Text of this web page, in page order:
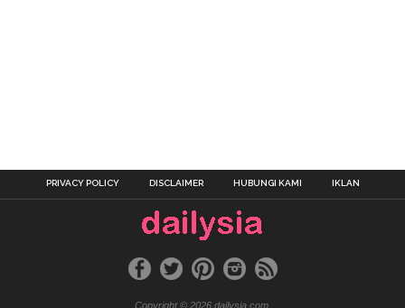
PRIVACY POLICY DISCLAIMER HUBUNGI KAMI IKLAN
Copyright © 2026 dailysia.com.